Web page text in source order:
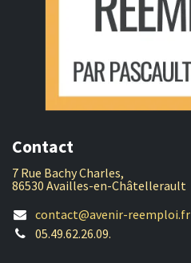
Contact
7 Rue Bachy Charles,
86530 Availles-en-Châtellerault
contact@avenir-reemploi.fr
05.49.62.26.09.